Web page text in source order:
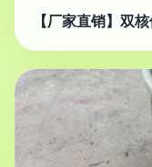
【厂家直销】双